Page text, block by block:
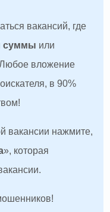
вакансий, где
суммы или
вложение
в 90%
вакансии нажмите,
», которая